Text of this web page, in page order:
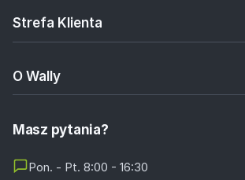
Strefa Klienta
O Wally
Masz pytania?
Pon. - Pt. 8:00 - 16:30